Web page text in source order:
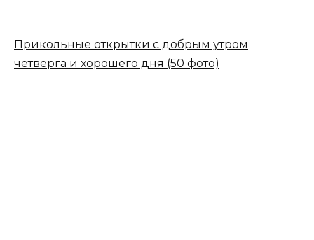
Прикольные открытки с добрым утром
четверга и хорошего дня (50 фото)